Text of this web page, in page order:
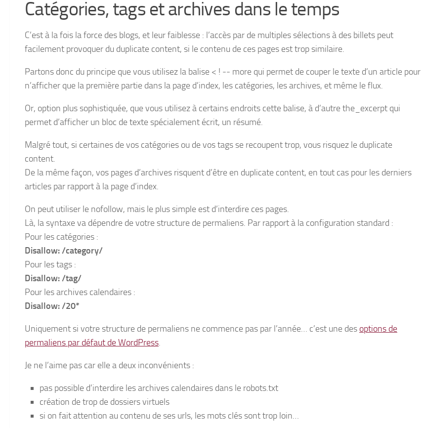
Catégories, tags et archives dans le temps
C’est à la fois la force des blogs, et leur faiblesse : l’accès par de multiples sélections à des billets peut
facilement provoquer du duplicate content, si le contenu de ces pages est trop similaire.
Partons donc du principe que vous utilisez la balise < ! ‐‐ more qui permet de couper le texte d’un article pour
n’afficher que la première partie dans la page d’index, les catégories, les archives, et même le flux.
Or, option plus sophistiquée, que vous utilisez à certains endroits cette balise, à d’autre the_excerpt qui
permet d’afficher un bloc de texte spécialement écrit, un résumé.
Malgré tout, si certaines de vos catégories ou de vos tags se recoupent trop, vous risquez le duplicate
content.
De la même façon, vos pages d’archives risquent d’être en duplicate content, en tout cas pour les derniers
articles par rapport à la page d’index.
On peut utiliser le nofollow, mais le plus simple est d’interdire ces pages.
Là, la syntaxe va dépendre de votre structure de permaliens. Par rapport à la configuration standard :
Pour les catégories :
Disallow: /category/
Pour les tags :
Disallow: /tag/
Pour les archives calendaires :
Disallow: /20*
Uniquement si votre structure de permaliens ne commence pas par l’année… c’est une des options de
permaliens par défaut de WordPress.
Je ne l’aime pas car elle a deux inconvénients :
pas possible d’interdire les archives calendaires dans le robots.txt
création de trop de dossiers virtuels
si on fait attention au contenu de ses urls, les mots clés sont trop loin…